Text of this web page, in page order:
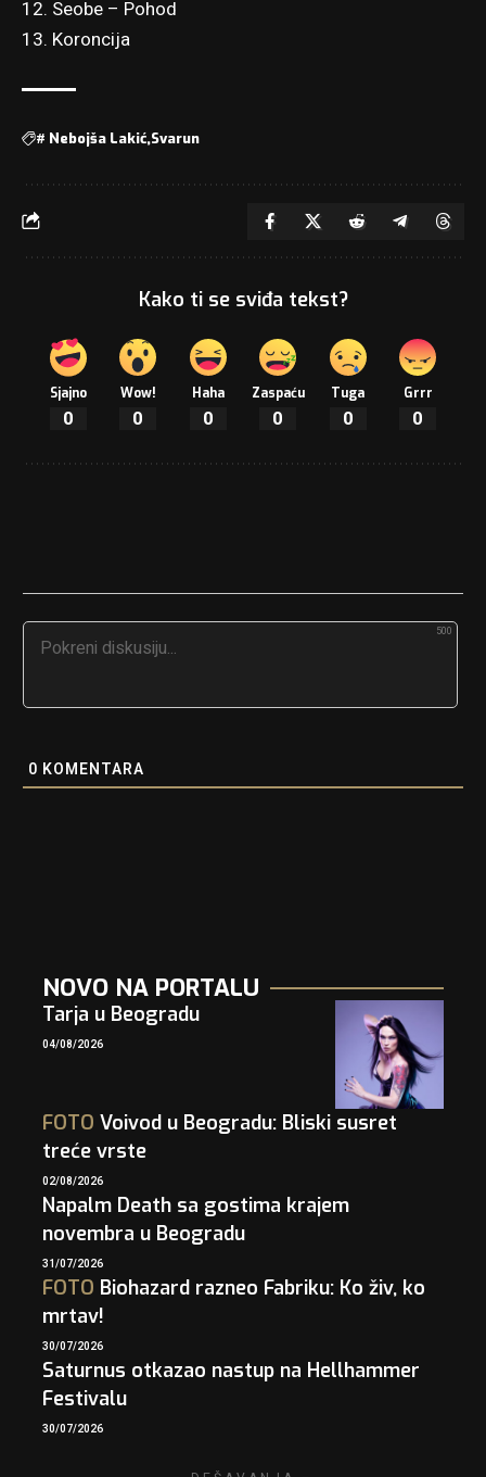
12. Seobe – Pohod
13. Koroncija
# Nebojša Lakić Svarun
Kako ti se sviđa tekst?
Sjajno
0
Wow!
0
Haha
0
Zaspaću
0
Tuga
0
Grrr
0
500
0 KOMENTARA
NOVO NA PORTALU
Tarja u Beogradu
04/08/2026
FOTO Voivod u Beogradu: Bliski susret
treće vrste
02/08/2026
Napalm Death sa gostima krajem
novembra u Beogradu
31/07/2026
FOTO Biohazard razneo Fabriku: Ko živ, ko
mrtav!
30/07/2026
Saturnus otkazao nastup na Hellhammer
Festivalu
30/07/2026